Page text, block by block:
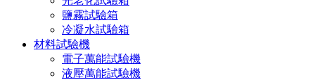
鹽霧試驗箱
冷凝水試驗箱
材料試驗機
電子萬能試驗機
液壓萬能試驗機